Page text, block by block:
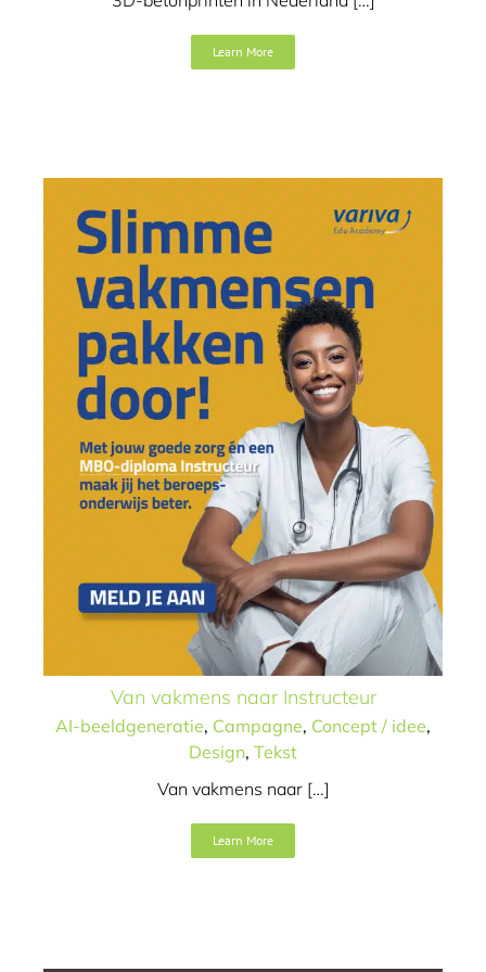
Learn More
Van vakmens naar Instructeur
AI-beeldgeneratie, Campagne, Concept / idee,
Design, Tekst
Van vakmens naar […]
Learn More
Word blij, word schilder